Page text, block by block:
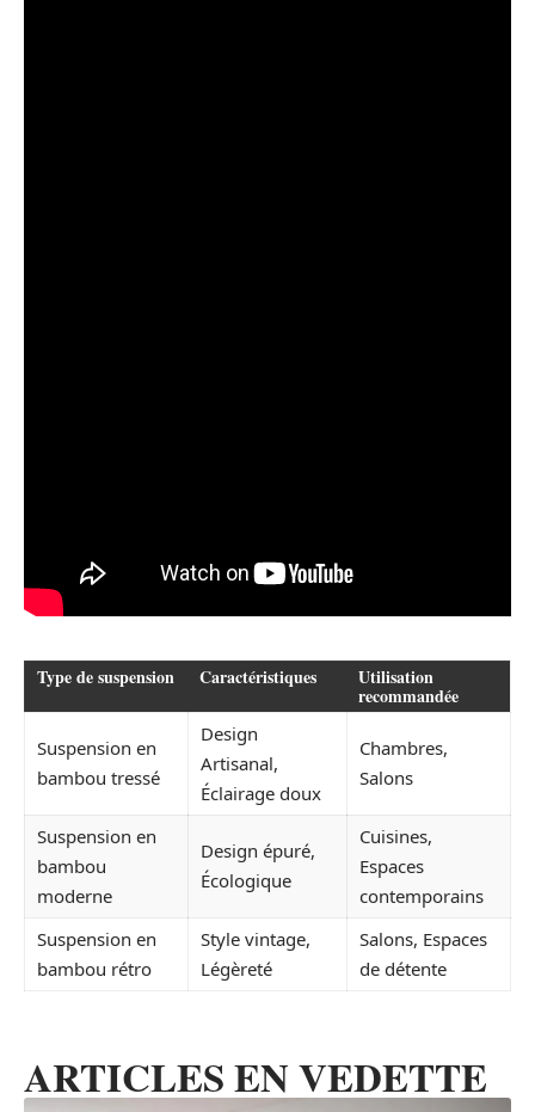
Type de suspension Caractéristiques Utilisation
recommandée
Suspension en
bambou tressé
Design
Artisanal,
Éclairage doux
Chambres,
Salons
Suspension en
bambou
moderne
Design épuré,
Écologique
Cuisines,
Espaces
contemporains
Suspension en
bambou rétro
Style vintage,
Légèreté
Salons, Espaces
de détente
ARTICLES EN VEDETTE